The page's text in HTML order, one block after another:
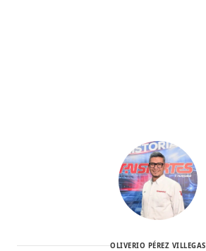
OLIVERIO PÉREZ VILLEGAS